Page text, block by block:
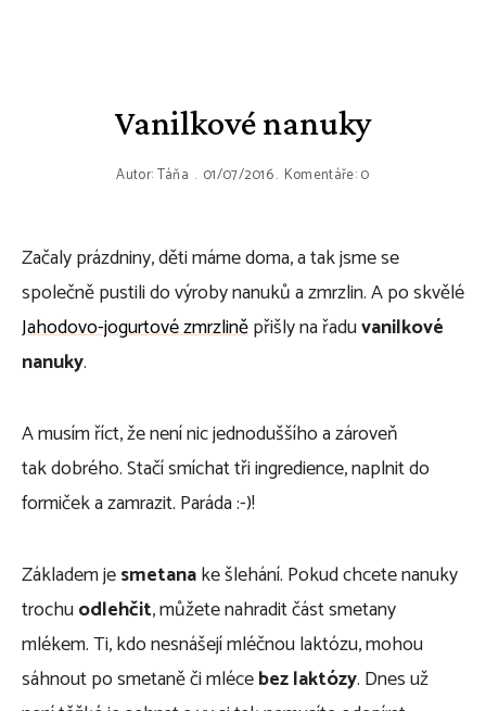
Vanilkové nanuky
Autor:Táňa 01/07/2016 Komentáře: 0
Začaly prázdniny, děti máme doma, a tak jsme se
společně pustili do výroby nanuků a zmrzlin. A po skvělé
Jahodovo-jogurtové zmrzliněpřišly na řaduvanilkové
nanuky.
A musím říct, že není nic jednoduššího a zároveň
tak dobrého. Stačí smíchat tři ingredience, naplnit do
formiček a zamrazit. Paráda :-)!
Základem jesmetanake šlehání. Pokud chcete nanuky
trochuodlehčit, můžete nahradit část smetany
mlékem. Ti, kdo nesnášejí mléčnou laktózu, mohou
sáhnout po smetaně či mlécebez laktózy. Dnes už